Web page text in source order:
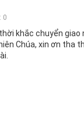
0
khắc chuyển giao
Chúa, xin ơn tha